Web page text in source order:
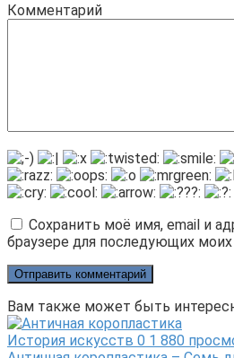
Комментарий
Сохранить моё имя, email и
браузере для последующих
Вам также может быть
История искусств 0 1 880